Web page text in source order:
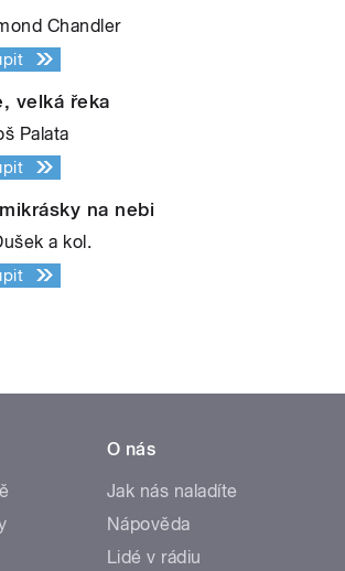
Chandler
velká řeka
Palata
na nebi
a kol.
O nás
Jak nás naladíte
Nápověda
Lidé v rádiu